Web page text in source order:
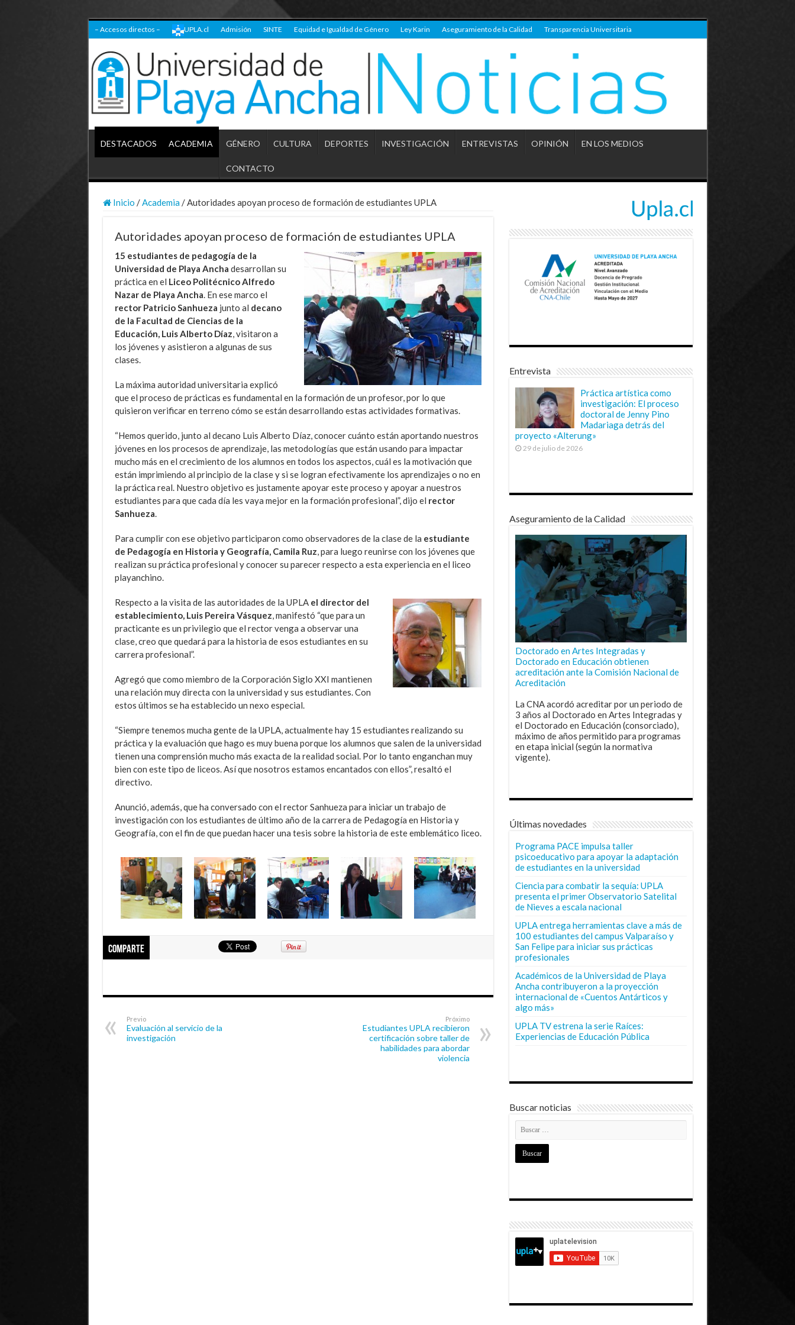
– Accesos directos – UPLA.cl Admisión SINTE Equidad e Igualdad de Género Ley Karin Aseguramiento de la Calidad Transparencia Universitaria
DESTACADOS ACADEMIA GÉNERO CULTURA DEPORTES INVESTIGACIÓN ENTREVISTAS OPINIÓN EN LOS MEDIOS
CONTACTO
Inicio / Academia / Autoridades apoyan proceso de formación de estudiantes UPLA
Autoridades apoyan proceso de formación de estudiantes UPLA
15 estudiantes de pedagogía de la
Universidad de Playa Ancha desarrollan su
práctica en el Liceo Politécnico Alfredo
Nazar de Playa Ancha . En ese marco el
rector Patricio Sanhueza junto al decano
de la Facultad de Ciencias de la
Educación, Luis Alberto Díaz , visitaron a
los jóvenes y asistieron a algunas de sus
clases.
La máxima autoridad universitaria explicó
que el proceso de prácticas es fundamental en la formación de un profesor, por lo que
quisieron verificar en terreno cómo se están desarrollando estas actividades formativas.
“Hemos querido, junto al decano Luis Alberto Díaz, conocer cuánto están aportando nuestros
jóvenes en los procesos de aprendizaje, las metodologías que están usando para impactar
mucho más en el crecimiento de los alumnos en todos los aspectos, cuál es la motivación que
están imprimiendo al principio de la clase y si se logran efectivamente los aprendizajes o no en
la práctica real. Nuestro objetivo es justamente apoyar este proceso y apoyar a nuestros
estudiantes para que cada día les vaya mejor en la formación profesional”, dijo el rector
Sanhueza
Para cumplir con ese objetivo participaron como observadores de la clase de la estudiante
de Pedagogía en Historia y Geografía, Camila Ruz , para luego reunirse con los jóvenes que
realizan su práctica profesional y conocer su parecer respecto a esta experiencia en el liceo
playanchino.
Respecto a la visita de las autoridades de la UPLA el director del
establecimiento, Luis Pereira Vásquez , manifestó “que para un
practicante es un privilegio que el rector venga a observar una
clase, creo que quedará para la historia de esos estudiantes en su
carrera profesional”.
Agregó que como miembro de la Corporación Siglo XXI mantienen
una relación muy directa con la universidad y sus estudiantes. Con
estos últimos se ha establecido un nexo especial.
“Siempre tenemos mucha gente de la UPLA, actualmente hay 15 estudiantes realizando su
práctica y la evaluación que hago es muy buena porque los alumnos que salen de la universidad
tienen una comprensión mucho más exacta de la realidad social. Por lo tanto enganchan muy
bien con este tipo de liceos. Así que nosotros estamos encantados con ellos”, resaltó el
directivo.
Anunció, además, que ha conversado con el rector Sanhueza para iniciar un trabajo de
investigación con los estudiantes de último año de la carrera de Pedagogía en Historia y
Geografía, con el fin de que puedan hacer una tesis sobre la historia de este emblemático liceo.
Comparte
Previo
Evaluación al servicio de la
investigación
Próximo
Estudiantes UPLA recibieron
certificación sobre taller de
habilidades para abordar
violencia
Entrevista
Práctica artística como
investigación: El proceso
doctoral de Jenny Pino
Madariaga detrás del
proyecto «Alterung»
29 de julio de 2026
Aseguramiento de la Calidad
Doctorado en Artes Integradas y
Doctorado en Educación obtienen
acreditación ante la Comisión Nacional de
Acreditación
La CNA acordó acreditar por un periodo de
3 años al Doctorado en Artes Integradas y
el Doctorado en Educación (consorciado),
máximo de años permitido para programas
en etapa inicial (según la normativa
vigente).
Últimas novedades
Programa PACE impulsa taller
psicoeducativo para apoyar la adaptación
de estudiantes en la universidad
Ciencia para combatir la sequía: UPLA
presenta el primer Observatorio Satelital
de Nieves a escala nacional
UPLA entrega herramientas clave a más de
100 estudiantes del campus Valparaíso y
San Felipe para iniciar sus prácticas
profesionales
Académicos de la Universidad de Playa
Ancha contribuyeron a la proyección
internacional de «Cuentos Antárticos y
algo más»
UPLA TV estrena la serie Raíces:
Experiencias de Educación Pública
Buscar noticias